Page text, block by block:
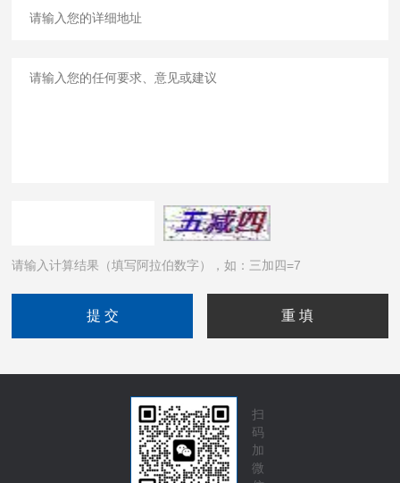
请输入计算结果（填写阿拉伯数字），如：三加四=7
扫
码
加
微